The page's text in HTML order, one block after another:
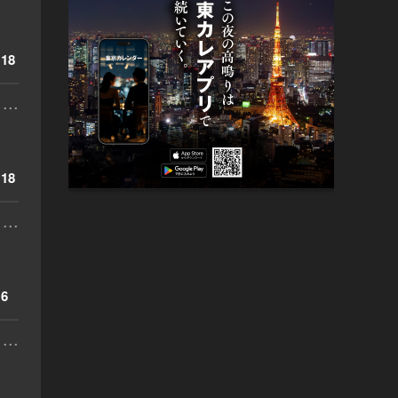
18
...
18
...
6
...